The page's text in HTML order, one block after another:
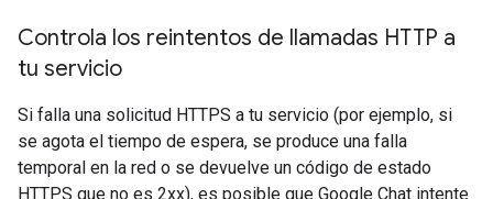
Controla los reintentos de llamadas HTTP a
tu servicio
Si falla una solicitud HTTPS a tu servicio (por ejemplo, si
se agota el tiempo de espera, se produce una falla
temporal en la red o se devuelve un código de estado
HTTPS que no es 2xx), es posible que Google Chat intente